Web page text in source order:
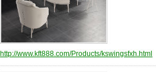
http://www.kft888.com/Products/kswingsfxh.html